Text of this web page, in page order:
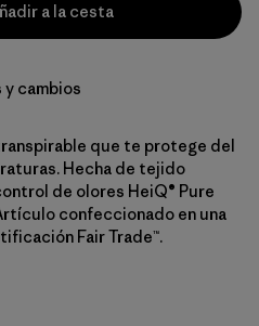
a la cesta
y cambios
que te protege del
Hecha de tejido
de olores HeiQ® Pure
confeccionado en una
Fair Trade™.